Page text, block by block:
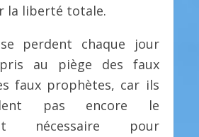
la liberté totale.
perdent chaque jour
pris au piège des faux
faux prophètes, car ils
pas encore le
nécessaire pour